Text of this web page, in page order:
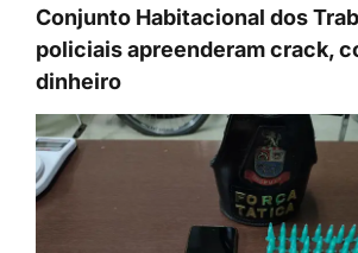
Conjunto Habitacional dos
policiais apreenderam crack,
dinheiro